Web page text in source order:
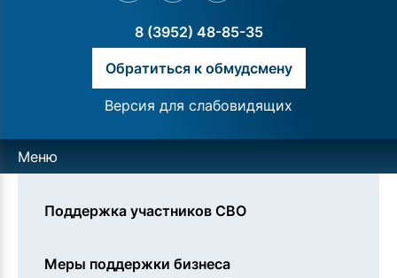
8 (3952) 48-85-35
Обратиться к обмудсмену
Версия для слабовидящих
Меню
Поддержка участников СВО
Меры поддержки бизнеса